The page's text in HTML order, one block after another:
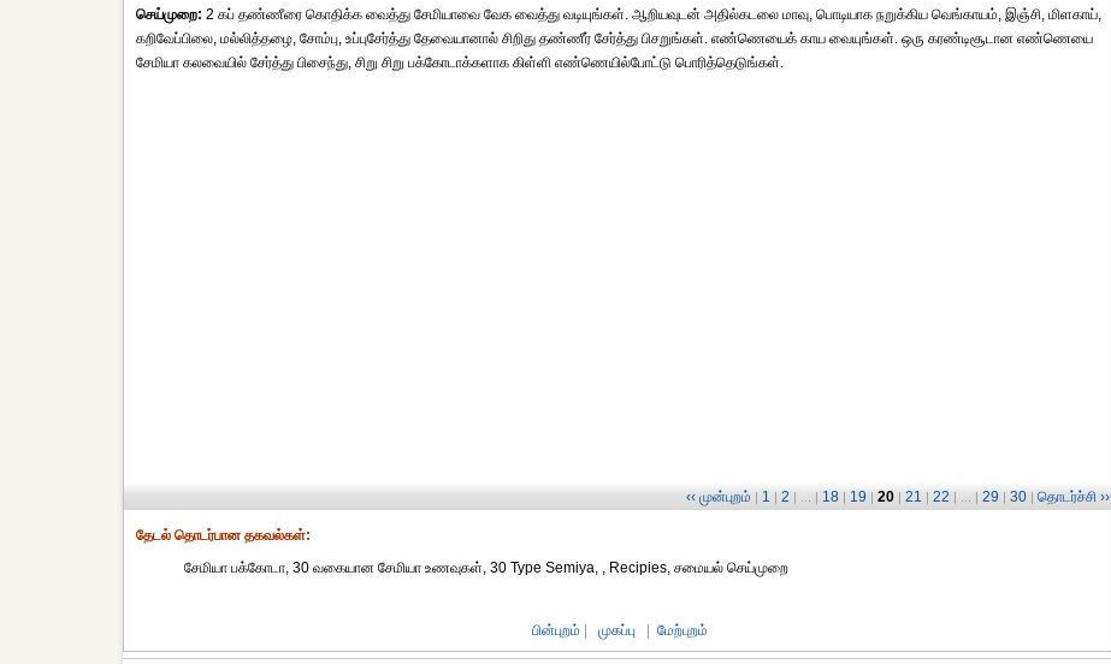
செய்முறை: 2 கப் தண்ணீரை கொதிக்க வைத்து சேமியாவை வேக வைத்து வடியுங்கள். ஆறியவுடன் அதில்கடலை மாவு, பொடியாக நறுக்கிய வெங்காயம், இஞ்சி, மிளகாய்,
கறிவேப்பிலை, மல்லித்தழை, சோம்பு, உப்புசேர்த்து தேவையானால் சிறிது தண்ணீர் சேர்த்து பிசறுங்கள். எண்ணெயைக் காய வையுங்கள். ஒரு கரண்டிசூடான எண்ணெயை
சேமியா கலவையில் சேர்த்து பிசைந்து, சிறு சிறு பக்கோடாக்களாக கிள்ளி எண்ணெயில்போட்டு பொரித்தெடுங்கள்.
‹‹ முன்புறம் | 1 | 2 | ... | 18 | 19 | 20 | 21 | 22 | ... | 29 | 30 | தொடர்ச்சி ››
தேட‌ல் தொட‌ர்பான தகவ‌ல்க‌ள்:
சேமியா பக்கோடா, 30 வகையான சேமியா உணவுகள், 30 Type Semiya, , Recipies, சமையல் செய்முறை
பின்புறம் முகப்பு மேற்புறம்